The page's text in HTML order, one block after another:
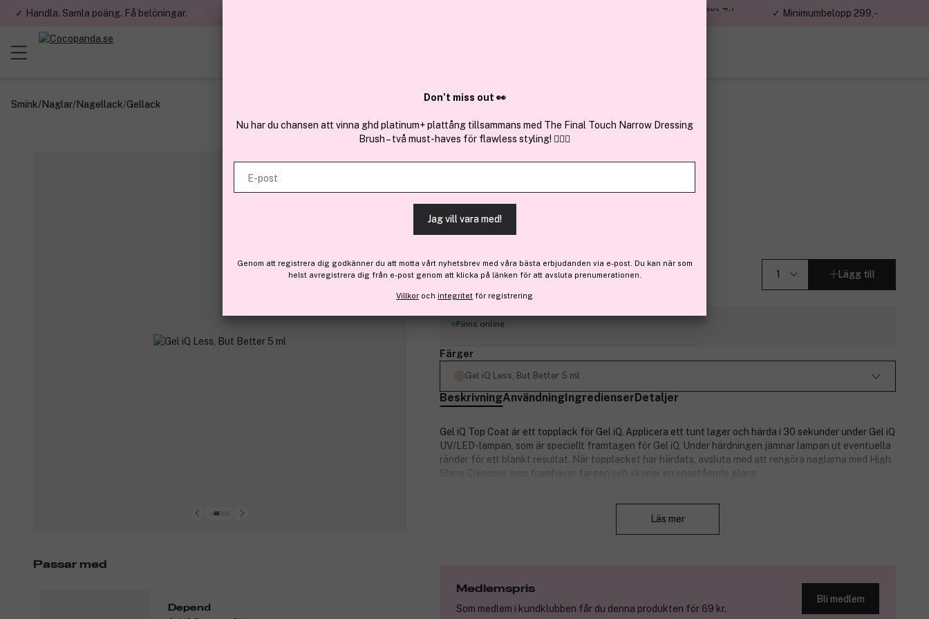
✓ Handla. Samla poäng. Få belöningar.
✓ Över 1,5 miljon kunder – Trustpilot 4,7
✓ Minimumbelopp 299,-
Smink/Naglar/Nagellack/Gellack
Depend
Gel iQ Less, But Better 5 ml
(98)
Medlem -30%
69 kr Lägg till
Finns online
Färger
Gel iQ Less, But Better 5 ml
BeskrivningAnvändningIngredienserDetaljer
Gel iQ Top Coat är ett topplack för Gel iQ. Applicera ett tunt lager och härda i 30 sekunder under Gel iQ
UV/LED-lampan, som är speciellt framtagen för Gel iQ. Under härdningen jämnar lampan ut eventuella
ränder för ett blankt resultat. När topplacket har härdats, avsluta med att rengöra naglarna med High
Shine Cleanser, som framhäver färgen och skapar en enastående glans.
En LED-/UV-lampa behövs för att härda nagellacket. Denna måste köpas separat.
Läs mer
Medlemspris
Som medlem i kundklubben får du denna produkten för 69 kr.
Bli medlem
Passar med
Depend
Don’t miss out 👀
Nu har du chansen att vinna ghd platinum+ plattång tillsammans med The Final Touch Narrow Dressing
Brush – två must-haves för flawless styling! 💇‍♀️✨
E-post
Jag vill vara med!
Genom att registrera dig godkänner du att motta vårt nyhetsbrev med våra bästa erbjudanden via e-post. Du kan när som
helst avregistrera dig från e-post genom att klicka på länken för att avsluta prenumerationen.
Villkor och integritet för registrering